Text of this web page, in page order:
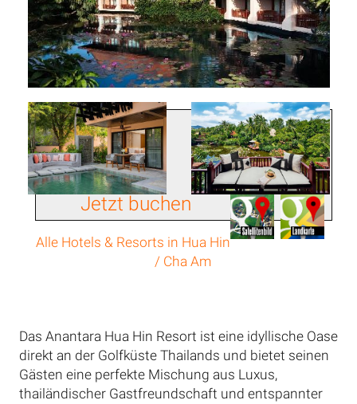
Jetzt buchen
Alle Hotels & Resorts in Hua Hin
/ Cha Am
Das Anantara Hua Hin Resort ist eine idyllische Oase
direkt an der Golfküste Thailands und bietet seinen
Gästen eine perfekte Mischung aus Luxus,
thailändischer Gastfreundschaft und entspannter